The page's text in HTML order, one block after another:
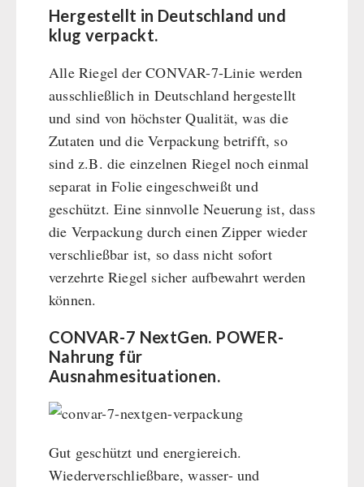
Hergestellt in Deutschland und
klug verpackt.
Alle Riegel der CONVAR-7-Linie werden
ausschließlich in Deutschland hergestellt
und sind von höchster Qualität, was die
Zutaten und die Verpackung betrifft, so
sind z.B. die einzelnen Riegel noch einmal
separat in Folie eingeschweißt und
geschützt. Eine sinnvolle Neuerung ist, dass
die Verpackung durch einen Zipper wieder
verschließbar ist, so dass nicht sofort
verzehrte Riegel sicher aufbewahrt werden
können.
CONVAR-7 NextGen. POWER-
Nahrung für
Ausnahmesituationen.
Gut geschützt und energiereich.
Wiederverschließbare, wasser- und